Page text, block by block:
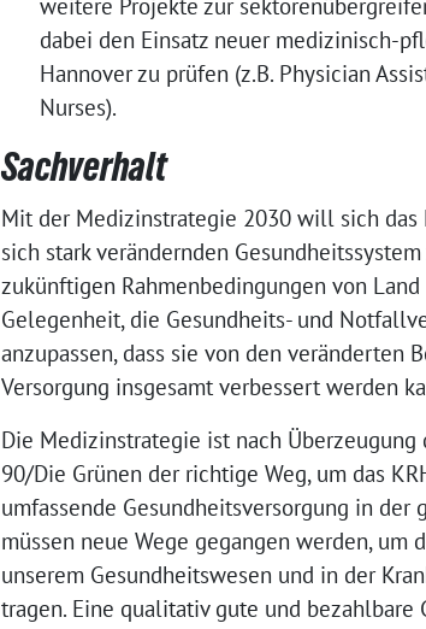
dabei den Einsatz neuer medizinisch-
Hannover zu prüfen (z.B. Physician
Nurses).
Sachverhalt
Mit der Medizinstrategie 2030 will sich
sich stark verändernden
zukünftigen Rahmenbedingungen von
Gelegenheit, die Gesundheits- und
anzupassen, dass sie von den veränderten
Versorgung insgesamt verbessert werden
Die Medizinstrategie ist nach Überzeugung
90/Die Grünen der richtige Weg, um das
umfassende Gesundheitsversorgung in der
müssen neue Wege gegangen werden, um
unserem Gesundheitswesen und in der
tragen. Eine qualitativ gute und bezahlbare